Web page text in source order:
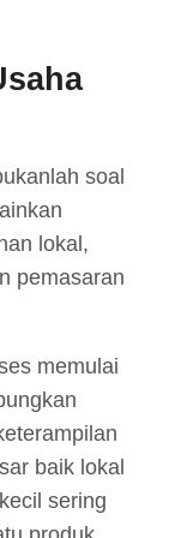
soal
lokal,
pemasaran
memulai
baik lokal
sering